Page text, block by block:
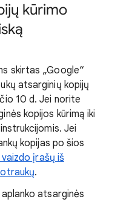
kūrimo
skirtas „Google“
atsarginių kopijų
10 d. Jei norite
kopijos kūrimą iki
Jei
kopijas po šios
įrašų iš
.
atsarginės